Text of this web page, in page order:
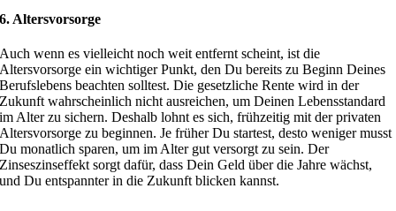
6. Altersvorsorge
Auch wenn es vielleicht noch weit entfernt scheint, ist die
Altersvorsorge ein wichtiger Punkt, den Du bereits zu Beginn Deines
Berufslebens beachten solltest. Die gesetzliche Rente wird in der
Zukunft wahrscheinlich nicht ausreichen, um Deinen Lebensstandard
im Alter zu sichern. Deshalb lohnt es sich, frühzeitig mit der privaten
Altersvorsorge zu beginnen. Je früher Du startest, desto weniger musst
Du monatlich sparen, um im Alter gut versorgt zu sein. Der
Zinseszinseffekt sorgt dafür, dass Dein Geld über die Jahre wächst,
und Du entspannter in die Zukunft blicken kannst.